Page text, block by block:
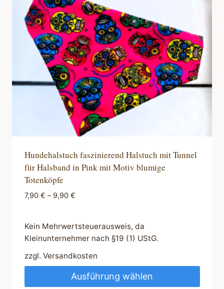
Optionen
können
auf
der
Produktseite
gewählt
werden
Hundehalstuch faszinierend Halstuch mit Tunnel
für Halsband in Pink mit Motiv blumige
Totenköpfe
7,90 € – 9,90 €
Kein Mehrwertsteuerausweis, da
Kleinunternehmer nach §19 (1) UStG.
zzgl. Versandkosten
Ausführung wählen